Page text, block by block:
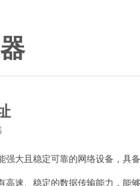
大且稳定可靠的网络设备，具备
速、稳定的数据传输能力，能